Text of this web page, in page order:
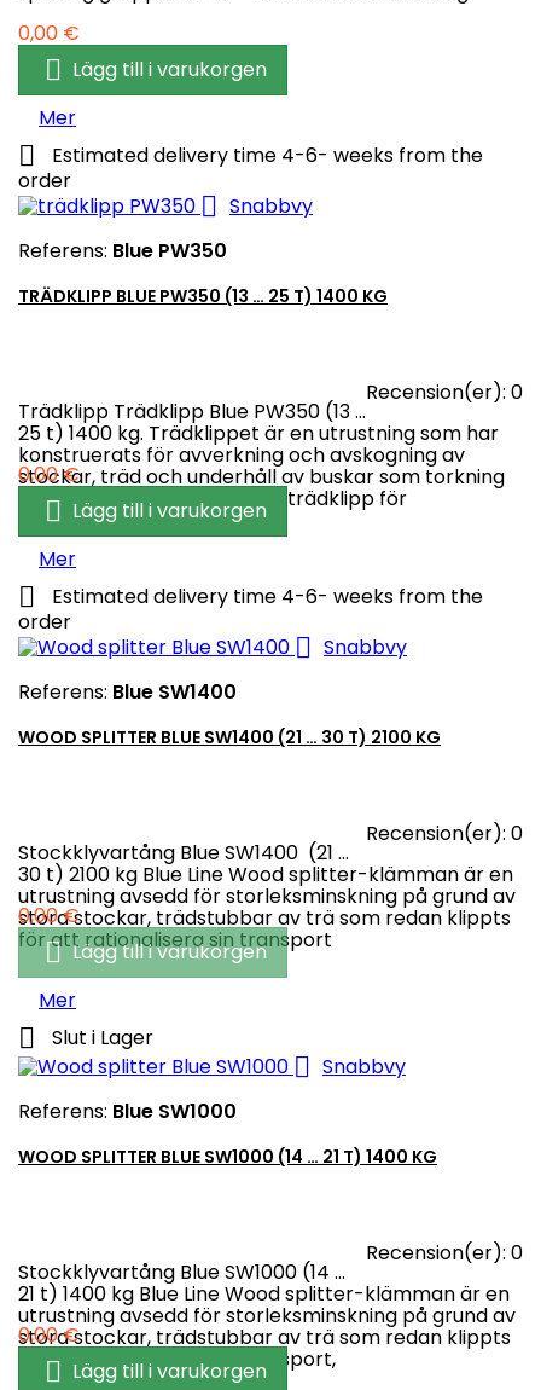
Pris
0,00 €
 Lägg till i varukorgen
Mer

Estimated delivery time 4-6- weeks from the
order
 Snabbvy
Referens: Blue PW350
TRÄDKLIPP BLUE PW350 (13 … 25 T) 1400 KG
Recension(er): 0
Trädklipp Trädklipp Blue PW350 (13 …
25 t) 1400 kg. Trädklippet är en utrustning som har
konstruerats för avverkning och avskogning av
stockar, träd och underhåll av buskar som torkning
av buskar av olika storlekar. trädklipp för
entreprenadmaskin
Pris
0,00 €
 Lägg till i varukorgen
Mer

Estimated delivery time 4-6- weeks from the
order
 Snabbvy
Referens: Blue SW1400
WOOD SPLITTER BLUE SW1400 (21 … 30 T) 2100 KG
Recension(er): 0
Stockklyvartång Blue SW1400 (21 …
30 t) 2100 kg Blue Line Wood splitter-klämman är en
utrustning avsedd för storleksminskning på grund av
stora stockar, trädstubbar av trä som redan klippts
för att rationalisera sin transport
Pris
0,00 €
 Lägg till i varukorgen
Mer
 Slut i Lager
 Snabbvy
Referens: Blue SW1000
WOOD SPLITTER BLUE SW1000 (14 … 21 T) 1400 KG
Recension(er): 0
Stockklyvartång Blue SW1000 (14 …
21 t) 1400 kg Blue Line Wood splitter-klämman är en
utrustning avsedd för storleksminskning på grund av
stora stockar, trädstubbar av trä som redan klippts
för att rationalisera sin transport,
Pris
0,00 €
 Lägg till i varukorgen